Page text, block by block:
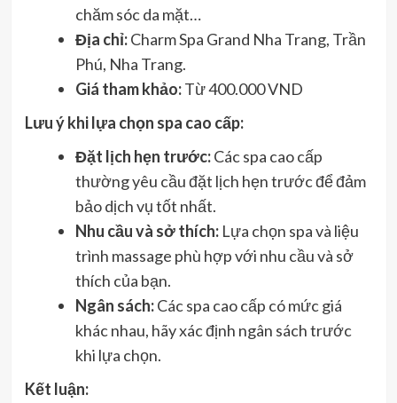
chăm sóc da mặt…
Địa chỉ:Charm Spa Grand Nha Trang, Trần
Phú, Nha Trang.
Giá tham khảo:Từ 400.000 VND
Lưu ý khi lựa chọn spa cao cấp:
Đặt lịch hẹn trước:Các spa cao cấp
thường yêu cầu đặt lịch hẹn trước để đảm
bảo dịch vụ tốt nhất.
Nhu cầu và sở thích:Lựa chọn spa và liệu
trình massage phù hợp với nhu cầu và sở
thích của bạn.
Ngân sách:Các spa cao cấp có mức giá
khác nhau, hãy xác định ngân sách trước
khi lựa chọn.
Kết luận: